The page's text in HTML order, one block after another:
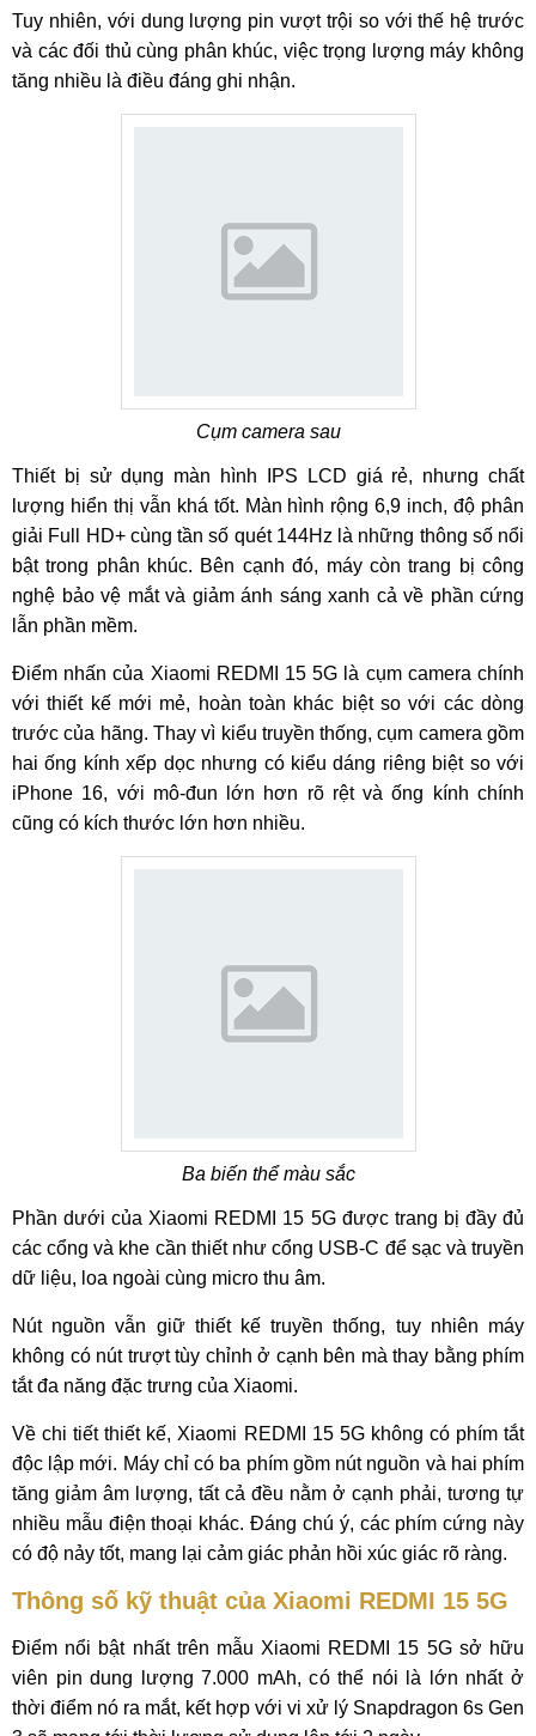
Tuy nhiên, với dung lượng pin vượt trội so với thế hệ trước
và các đối thủ cùng phân khúc, việc trọng lượng máy không
tăng nhiều là điều đáng ghi nhận.
Cụm camera sau
Thiết bị sử dụng màn hình IPS LCD giá rẻ, nhưng chất
lượng hiển thị vẫn khá tốt. Màn hình rộng 6,9 inch, độ phân
giải Full HD+ cùng tần số quét 144Hz là những thông số nổi
bật trong phân khúc. Bên cạnh đó, máy còn trang bị công
nghệ bảo vệ mắt và giảm ánh sáng xanh cả về phần cứng
lẫn phần mềm.
Điểm nhấn của Xiaomi REDMI 15 5G là cụm camera chính
với thiết kế mới mẻ, hoàn toàn khác biệt so với các dòng
trước của hãng. Thay vì kiểu truyền thống, cụm camera gồm
hai ống kính xếp dọc nhưng có kiểu dáng riêng biệt so với
iPhone 16, với mô-đun lớn hơn rõ rệt và ống kính chính
cũng có kích thước lớn hơn nhiều.
Ba biến thể màu sắc
Phần dưới của Xiaomi REDMI 15 5G được trang bị đầy đủ
các cổng và khe cần thiết như cổng USB-C để sạc và truyền
dữ liệu, loa ngoài cùng micro thu âm.
Nút nguồn vẫn giữ thiết kế truyền thống, tuy nhiên máy
không có nút trượt tùy chỉnh ở cạnh bên mà thay bằng phím
tắt đa năng đặc trưng của Xiaomi.
Về chi tiết thiết kế, Xiaomi REDMI 15 5G không có phím tắt
độc lập mới. Máy chỉ có ba phím gồm nút nguồn và hai phím
tăng giảm âm lượng, tất cả đều nằm ở cạnh phải, tương tự
nhiều mẫu điện thoại khác. Đáng chú ý, các phím cứng này
có độ nảy tốt, mang lại cảm giác phản hồi xúc giác rõ ràng.
Thông số kỹ thuật của Xiaomi REDMI 15 5G
Điểm nổi bật nhất trên mẫu Xiaomi REDMI 15 5G sở hữu
viên pin dung lượng 7.000 mAh, có thể nói là lớn nhất ở
thời điểm nó ra mắt, kết hợp với vi xử lý Snapdragon 6s Gen